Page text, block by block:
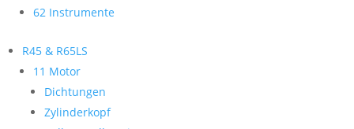
62 Instrumente
R45 & R65LS
11 Motor
Dichtungen
Zylinderkopf